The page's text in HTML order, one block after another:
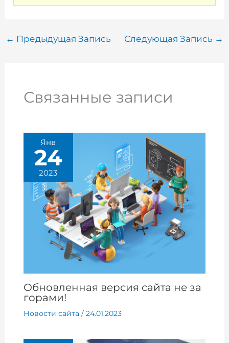
← Предыдущая Запись Следующая Запись →
Связанные записи
Янв
24
2023
Обновленная версия сайта не за
горами!
Новости сайта / 24.01.2023